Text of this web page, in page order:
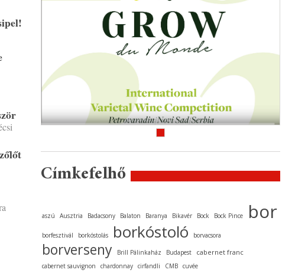
Címkefelhő
aszú Ausztria Badacsony Balaton Baranya Bikavér Bock Bock Pince bor
borfesztivál borkóstolás borkóstoló borvacsora
borverseny Brill Pálinkaház Budapest cabernet franc
cabernet sauvignon chardonnay cirfandli CMB cuvée